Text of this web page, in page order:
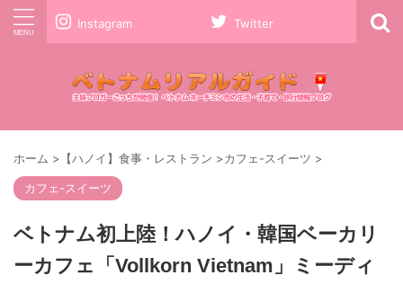
Instagram Twitter
ホーム > 【ハノイ】食事・レストラン >カフェ-スイーツ >
カフェ-スイーツ
ベトナム初上陸！ハノイ・韓国ベーカリ
ーカフェ「Vollkorn Vietnam」ミーディ